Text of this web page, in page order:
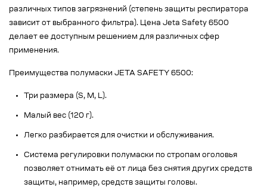
различных типов загрязнений (степень защиты респиратора
зависит от выбранного фильтра). Цена Jeta Safety 6500
делает ее доступным решением для различных сфер
применения.
Преимущества полумаски JETA SAFETY 6500:
Три размера (S, M, L).
Малый вес (120 г).
Легко разбирается для очистки и обслуживания.
Система регулировки полумаски по стропам оголовья
позволяет отнимать её от лица без снятия других средств
защиты, например, средств защиты головы.